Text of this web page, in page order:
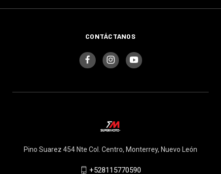
CONTÁCTANOS
Pino Suarez 454 Nte Col. Centro, Monterrey, Nuevo León
+528115770590